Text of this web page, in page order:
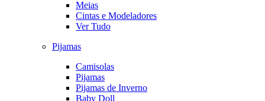
Meias
Cintas e Modeladores
Ver Tudo
Pijamas
Camisolas
Pijamas
Pijamas de Inverno
Baby Doll